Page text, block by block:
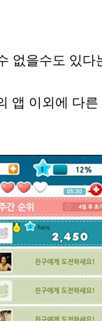
없을수도 있다
앱 이외에 다